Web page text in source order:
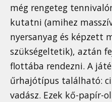
még rengeteg
kutatni (amihez
nyersanyag és képzett
szükségeltetik), aztán
flottába rendezni. A
űrhajótípus található:
vadász. Ezek kő-papír-